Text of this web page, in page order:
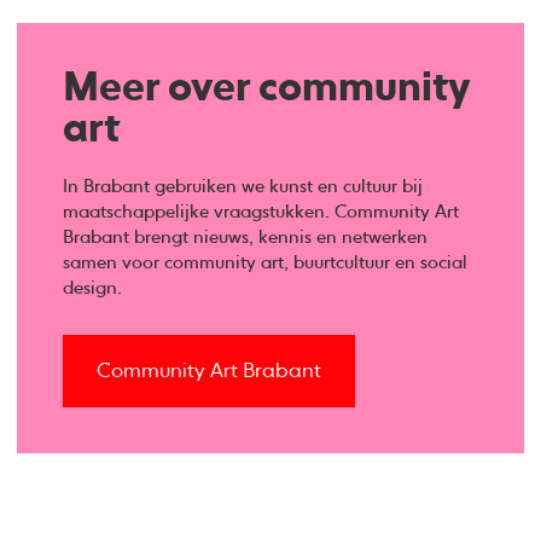
Meer over community
art
In Brabant gebruiken we kunst en cultuur bij
maatschappelijke vraagstukken. Community Art
Brabant brengt nieuws, kennis en netwerken
samen voor community art, buurtcultuur en social
design.
Community Art Brabant